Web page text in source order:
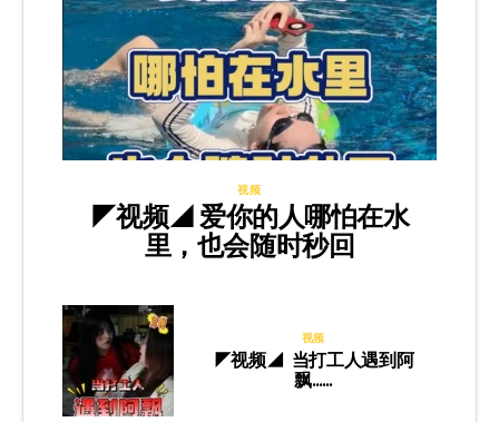
视频
◤视频◢ 爱你的人哪怕在水
里，也会随时秒回
视频
◤视频◢ 当打工人遇到阿
飘……